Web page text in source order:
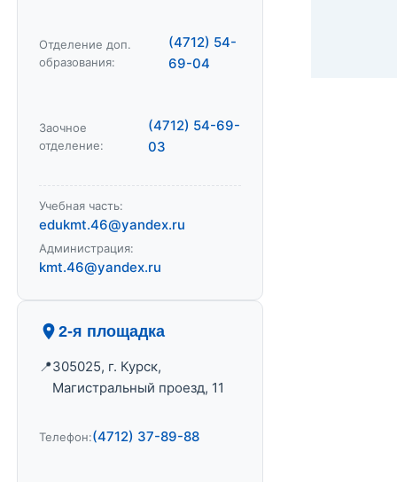
Отделение доп.
образования:
(4712) 54-
69-04
Заочное
отделение:
(4712) 54-69-
03
Учебная часть:
edukmt.46@yandex.ru
Администрация:
kmt.46@yandex.ru
2-я площадка
305025, г. Курск,
Магистральный проезд, 11
Телефон:(4712) 37-89-88